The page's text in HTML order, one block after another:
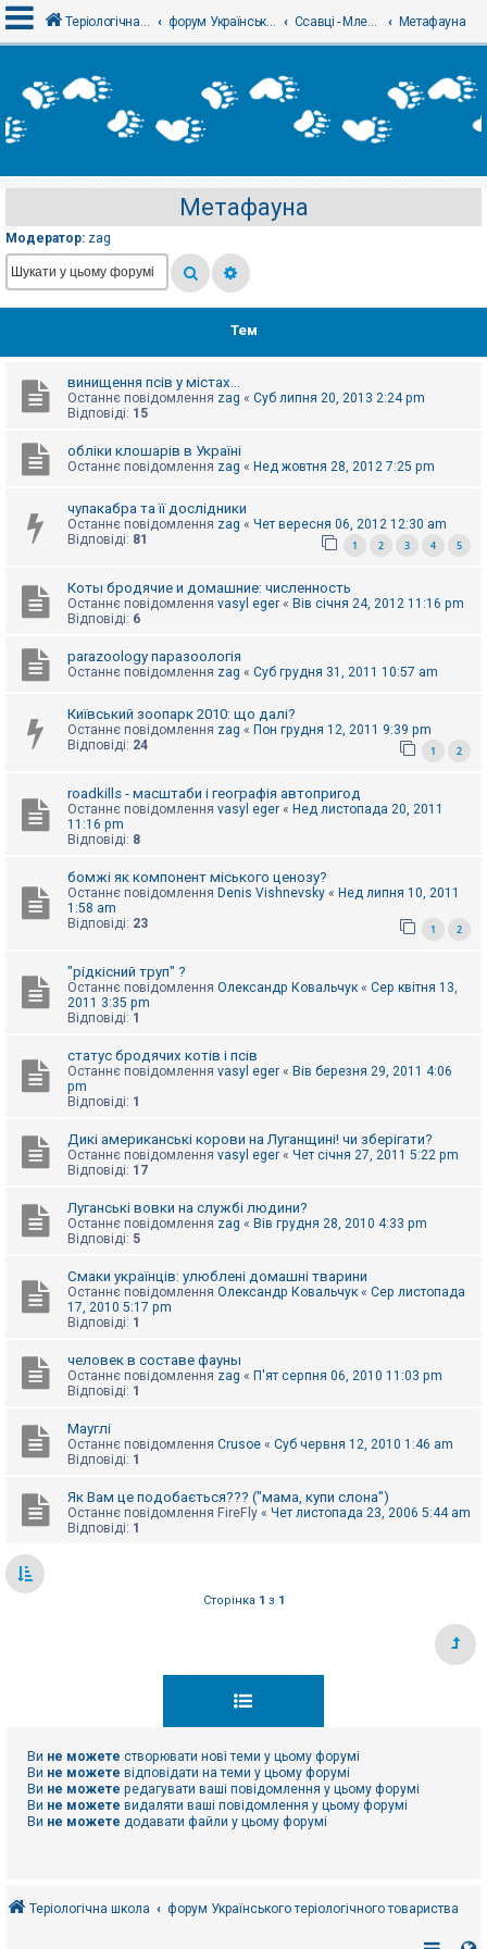
х
і
е
є
с
т
р
а
Т
м
б
е
у
о
о
г
Теріологічна школа форум Українського теріологічного товариства Ссавці - Млекопитающие Метафауна
Метафауна
Модератор: zag
Тем
винищення псів у містах...
Останнє повідомлення zag « Суб липня 20, 2013 2:24 pm
Відповіді: 15
обліки клошарів в Україні
Останнє повідомлення zag « Нед жовтня 28, 2012 7:25 pm
чупакабра та її дослідники
Останнє повідомлення zag « Чет вересня 06, 2012 12:30 am
Відповіді: 81 1 2 3 4 5
Коты бродячие и домашние: численность
Останнє повідомлення vasyl eger « Вів січня 24, 2012 11:16 pm
Відповіді: 6
parazoology паразоологія
Останнє повідомлення zag « Суб грудня 31, 2011 10:57 am
Київський зоопарк 2010: що далі?
Останнє повідомлення zag « Пон грудня 12, 2011 9:39 pm
Відповіді: 24 1 2
roadkills - масштаби і географія автопригод
Останнє повідомлення vasyl eger « Нед листопада 20, 2011
11:16 pm
Відповіді: 8
бомжі як компонент міського ценозу?
Останнє повідомлення Denis Vishnevsky « Нед липня 10, 2011
1:58 am
Відповіді: 23 1 2
"рідкісний труп" ?
Останнє повідомлення Олександр Ковальчук « Сер квітня 13,
2011 3:35 pm
Відповіді: 1
статус бродячих котів і псів
Останнє повідомлення vasyl eger « Вів березня 29, 2011 4:06
pm
Відповіді: 1
Дикі американські корови на Луганщині! чи зберігати?
Останнє повідомлення vasyl eger « Чет січня 27, 2011 5:22 pm
Відповіді: 17
Луганські вовки на службі людини?
Останнє повідомлення zag « Вів грудня 28, 2010 4:33 pm
Відповіді: 5
Смаки українців: улюблені домашні тварини
Останнє повідомлення Олександр Ковальчук « Сер листопада
17, 2010 5:17 pm
Відповіді: 1
человек в составе фауны
Останнє повідомлення zag « П'ят серпня 06, 2010 11:03 pm
Відповіді: 1
Мауглі
Останнє повідомлення Crusoe « Суб червня 12, 2010 1:46 am
Відповіді: 1
Як Вам це подобається??? ("мама, купи слона")
Останнє повідомлення FireFly « Чет листопада 23, 2006 5:44 am
Відповіді: 1
Сторінка 1 з 1
Ви не можете створювати нові теми у цьому форумі
Ви не можете відповідати на теми у цьому форумі
Ви не можете редагувати ваші повідомлення у цьому форумі
Ви не можете видаляти ваші повідомлення у цьому форумі
Ви не можете додавати файли у цьому форумі
Теріологічна школа форум Українського теріологічного товариства